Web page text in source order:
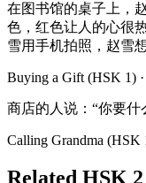
在图书馆的桌子上，
色，红色让人的心很
雪用手机拍照，赵雪
Buying a Gift (HSK 1) ·
商店的人说：“你要什
Calling Grandma (HSK
Related HSK 2